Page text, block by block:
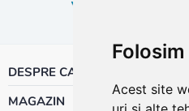
Acest site
DESPRE CALOR
MAGAZIN